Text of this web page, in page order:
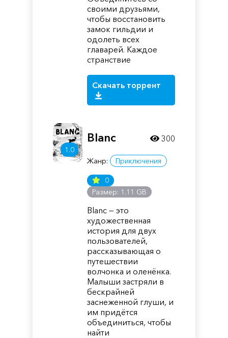
своими друзьями,
чтобы восстановить
замок гильдии и
одолеть всех
главарей. Каждое
странствие
Скачать торрент
1.0
Blanc
Жанр: Приключения
0
Размер: 1.11 GB
Blanc — это
художественная
история для двух
пользователей,
рассказывающая о
путешествии
волчонка и оленёнка.
Малыши застряли в
бескрайней
заснеженной глуши, и
им придётся
объединиться, чтобы
найти
300